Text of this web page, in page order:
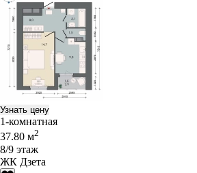
Узнать цену
1-комнатная
37.80 м2
8/9 этаж
ЖК Дзета